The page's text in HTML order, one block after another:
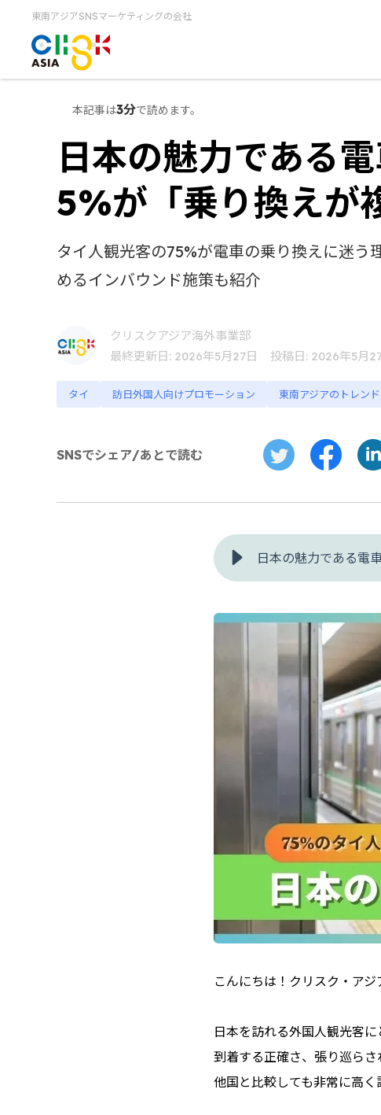
東南アジアSNSマーケティングの会社
本記事は3分で読めます。
日本の魅力である
5%が「乗り換えが
タイ人観光客の75%が電車の乗り換えに迷
めるインバウンド施策も紹介
クリスクアジア海外事業部
最終更新日: 2026年5月27日
投稿日: 2026年5月
タイ 訪日外国人向けプロモーション 東南アジアのトレン
SNSでシェア/あとで読む
こんにちは！クリスク・アジ
日本を訪れる外国人観光客
到着する正確さ、張り巡ら
他国と比較しても非常に高く